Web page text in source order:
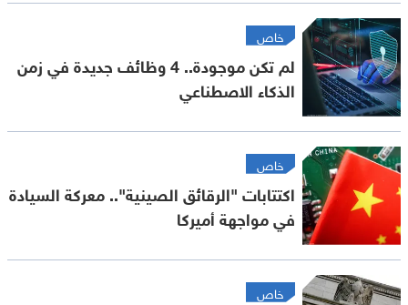
خاص
لم تكن موجودة.. 4 وظائف جديدة في زمن
الذكاء الاصطناعي
خاص
اكتتابات "الرقائق الصينية".. معركة السيادة
في مواجهة أميركا
خاص